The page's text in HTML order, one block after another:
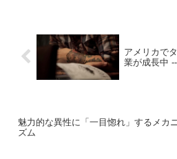
アメリカで
業が成長中
魅力的な異性に「一目惚れ」するメカ
ズム